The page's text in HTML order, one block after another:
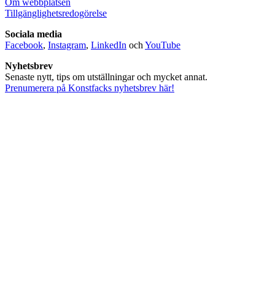
Om webbplatsen
Tillgänglighetsredogörelse
Sociala media
Facebook, Instagram, LinkedIn ochYouTube
Nyhetsbrev
Senaste nytt, tips om utställningar och mycket annat.
Prenumerera på Konstfacks nyhetsbrev här!